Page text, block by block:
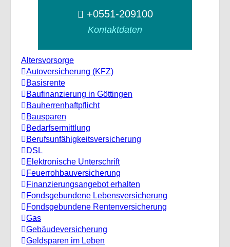
+0551-209100
Kontaktdaten
Altersvorsorge
Autoversicherung (KFZ)
Basisrente
Baufinanzierung in Göttingen
Bauherrenhaftpflicht
Bausparen
Bedarfsermittlung
Berufs­unfähigkeitsversicherung
DSL
Elektronische Unterschrift
Feuerrohbauversicherung
Finanzierungsangebot erhalten
Fondsgebundene Lebensversicherung
Fondsgebundene Rentenversicherung
Gas
Gebäudeversicherung
Geldsparen im Leben